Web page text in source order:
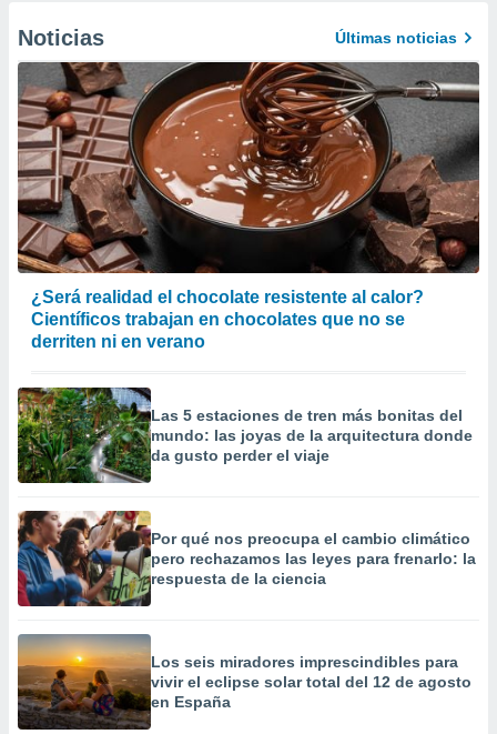
Noticias Últimas noticias
¿Será realidad el chocolate resistente al calor?
Científicos trabajan en chocolates que no se
derriten ni en verano
Las 5 estaciones de tren más bonitas del
mundo: las joyas de la arquitectura donde
da gusto perder el viaje
Por qué nos preocupa el cambio climático
pero rechazamos las leyes para frenarlo: la
respuesta de la ciencia
Los seis miradores imprescindibles para
vivir el eclipse solar total del 12 de agosto
en España